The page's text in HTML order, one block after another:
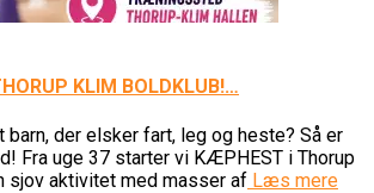
KLIM BOLDKLUB!…
barn, der elsker fart, leg og heste? Så er
Fra uge 37 starter vi KÆPHEST i Thorup
sjov aktivitet med masser af Læs mere